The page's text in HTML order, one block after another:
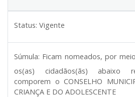
Status: Vigente
Súmula: Ficam nomeados, por
os(as) cidadãos(ãs) abaixo
comporem o CONSELHO
CRIANÇA E DO ADOLESCENTE